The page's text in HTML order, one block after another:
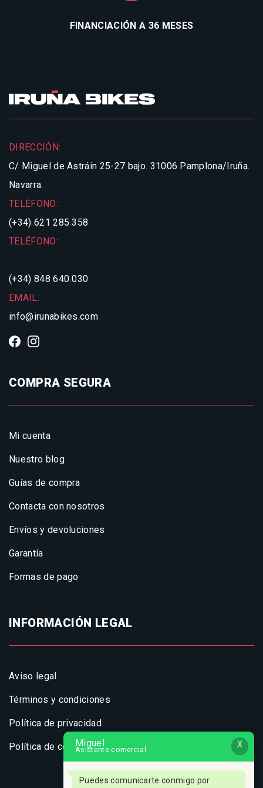
FINANCIACIÓN A 36 MESES
DIRECCIÓN:
C/ Miguel de Astráin 25-27 bajo. 31006 Pamplona/Iruña.
Navarra.
TELÉFONO:
(+34) 621 285 358
TELÉFONO:
(+34) 848 640 030
EMAIL:
info@irunabikes.com
COMPRA SEGURA
Mi cuenta
Nuestro blog
Guías de compra
Contacta con nosotros
Envíos y devoluciones
Garantía
Formas de pago
INFORMACIÓN LEGAL
Aviso legal
Términos y condiciones
Política de privacidad
Política de cookies
Miguel
Asistente comercial
X
Puedes comunicarte conmigo por